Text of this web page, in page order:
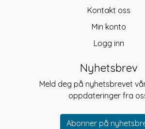
Kontakt oss
Min konto
Logg inn
Nyhetsbrev
Meld deg på nyhetsbrevet
oppdateringer fra
Abonner på